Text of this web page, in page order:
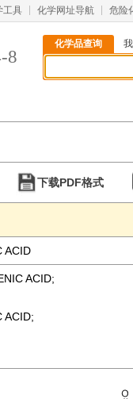
工具 化学网址导航 危险
8
化学品查询
下载PDF格式
ACID
ACID;
ACID;